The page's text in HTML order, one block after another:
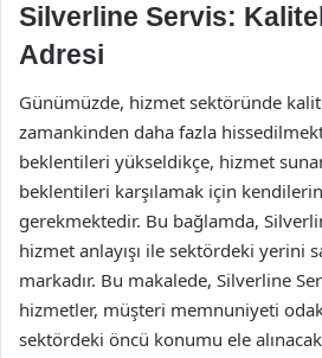
Silverline Servis:
Adresi
Günümüzde, hizmet sektöründe
zamankinden daha fazla
beklentileri yükseldikçe, hizmet
beklentileri karşılamak için
gerekmektedir. Bu bağlamda,
hizmet anlayışı ile sektördeki yerini
markadır. Bu makalede, Silverline
hizmetler, müşteri memnuniyeti
sektördeki öncü konumu ele